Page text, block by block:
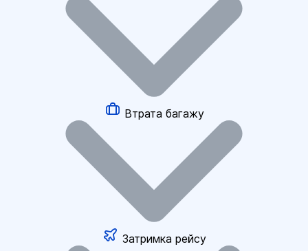
Втрата багажу
Затримка рейсу